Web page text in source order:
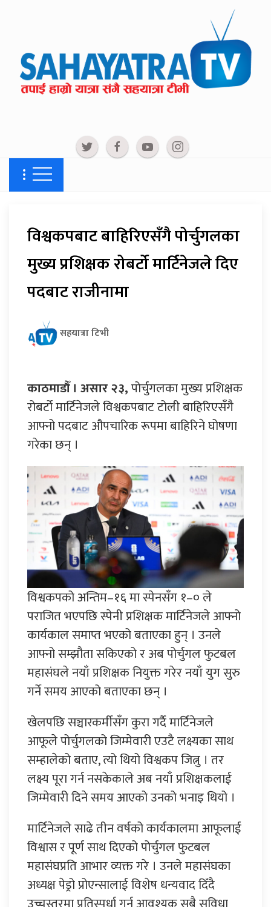
विश्वकपबाट बाहिरिएसँगै पोर्चुगलका
मुख्य प्रशिक्षक रोबर्टो मार्टिनेजले दिए
पदबाट राजीनामा
सहयात्रा टिभी
काठमाडौँ । असार २३,पोर्चुगलका मुख्य प्रशिक्षक
रोबर्टो मार्टिनेजले विश्वकपबाट टोली बाहिरिएसँगै
आफ्नो पदबाट औपचारिक रूपमा बाहिरिने घोषणा
गरेका छन् ।
विश्वकपको अन्तिम–१६ मा स्पेनसँग १–० ले
पराजित भएपछि स्पेनी प्रशिक्षक मार्टिनेजले आफ्नो
कार्यकाल समाप्त भएको बताएका हुन् । उनले
आफ्नो सम्झौता सकिएको र अब पोर्चुगल फुटबल
महासंघले नयाँ प्रशिक्षक नियुक्त गरेर नयाँ युग सुरु
गर्ने समय आएको बताएका छन् ।
खेलपछि सञ्चारकर्मीसँग कुरा गर्दै मार्टिनेजले
आफूले पोर्चुगलको जिम्मेवारी एउटै लक्ष्यका साथ
सम्हालेको बताए, त्यो थियो विश्वकप जित्नु । तर
लक्ष्य पूरा गर्न नसकेकाले अब नयाँ प्रशिक्षकलाई
जिम्मेवारी दिने समय आएको उनको भनाइ थियो ।
मार्टिनेजले साढे तीन वर्षको कार्यकालमा आफूलाई
विश्वास र पूर्ण साथ दिएको पोर्चुगल फुटबल
महासंघप्रति आभार व्यक्त गरे । उनले महासंघका
अध्यक्ष पेड्रो प्रोएन्सालाई विशेष धन्यवाद दिँदै